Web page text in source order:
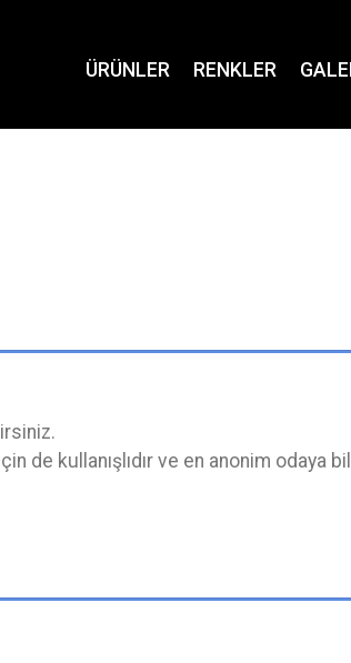
de kullanışlıdır ve en anonim odaya
ÜRÜNLER RENKLER